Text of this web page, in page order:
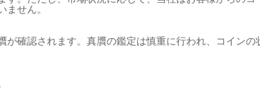
せん。
確認されます。真贋の鑑定は慎重に行われ、コインの